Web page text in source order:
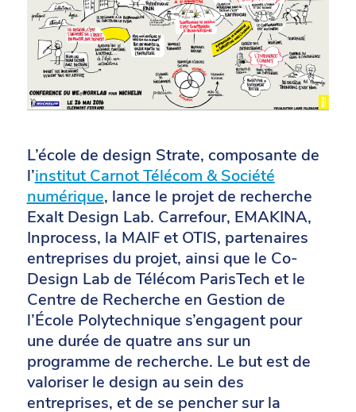
L’école de design Strate, composante de
l’institut Carnot Télécom & Société
numérique, lance le projet de recherche
Exalt Design Lab. Carrefour, EMAKINA,
Inprocess, la MAIF et OTIS, partenaires
entreprises du projet, ainsi que le Co-
Design Lab de Télécom ParisTech et le
Centre de Recherche en Gestion de
l’École Polytechnique s’engagent pour
une durée de quatre ans sur un
programme de recherche. Le but est de
valoriser le design au sein des
entreprises, et de se pencher sur la